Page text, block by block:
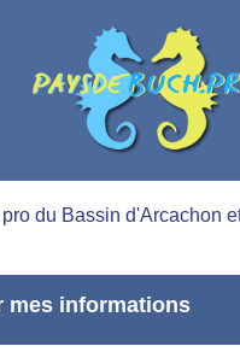
du Bassin d'Arcachon
mes informations